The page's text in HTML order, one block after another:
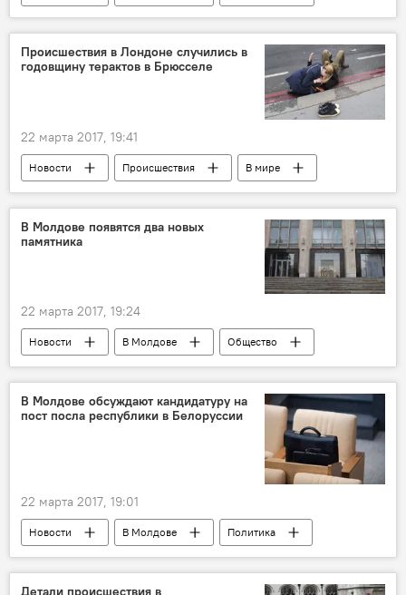
Происшествия
Республика Молдова
молдаване
теракт
теракт в Лондоне
Происшествия в Лондоне случились в
годовщину терактов в Брюсселе
22 марта 2017, 19:41
Новости Происшествия
В мире
Лондон
происшествие
теракт
теракт в Лондоне
В Молдове появятся два новых
памятника
22 марта 2017, 19:24
Новости В Молдове
Общество
Республика Молдова
памятник
правительство
В Молдове обсуждают кандидатуру на
пост посла республики в Белоруссии
22 марта 2017, 19:01
Новости В Молдове
Политика
Республика Молдова
Виктор Сорочан
Беларусь
Детали происшествия в